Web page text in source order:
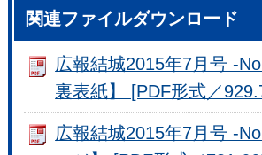
関連ファイルダウンロード
広報結城2015年7月号 -
裏表紙】 [PDF形式／
広報結城2015年7月号 -